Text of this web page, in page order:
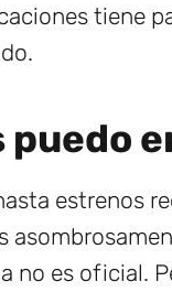
tiene
puedo
estrenos
no es oficial.